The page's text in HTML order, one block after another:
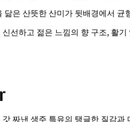
닮은 산뜻한 산미가 뒷배경에서 균
신선하고 젊은 느낌의 향 구조, 활
갓 짜낸 생주 특유의 탱글한 질감